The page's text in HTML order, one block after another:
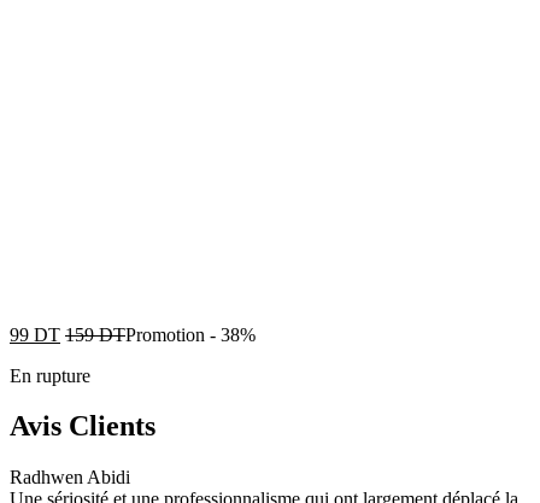
99 DT 159DTPromotion - 38%
En rupture
Avis Clients
Radhwen Abidi